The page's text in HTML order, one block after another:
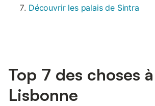
Découvrir les palais de Sintra
Top 7 des choses
Lisbonne